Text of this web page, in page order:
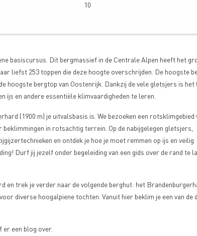
10
basiscursus. Dit bergmassief in de Centrale Alpen heeft het
liefst 253 toppen die deze hoogte overschrijden. De hoogste
hoogste bergtop van Oostenrijk. Dankzij de vele gletsjers is het
ijs en andere essentiële klimvaardigheden te leren.
(1900 m) je uitvalsbasis is. We bezoeken een rotsklimgebied
in rotsachtig terrein. Op de nabijgelegen gletsjers,
en ontdek je hoe je moet remmen op ijs en veilig
Durf jij jezelf onder begeleiding van een gids over de rand te
en trek je verder naar de volgende berghut: het
diverse hoogalpiene tochten. Vanuit hier beklim je een van de
een blog over.